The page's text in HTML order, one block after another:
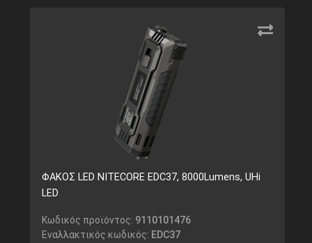
ΦΑΚΟΣ LED NITECORE EDC37, 8000Lumens, UHi
LED
Κωδικός προϊόντος: 9110101476
Εναλλακτικός κωδικός: EDC37